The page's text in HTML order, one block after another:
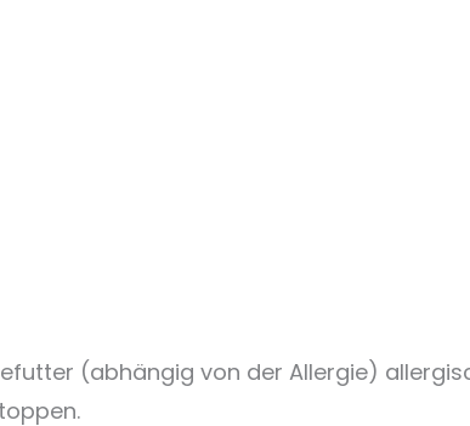
(abhängig von der Allergie)